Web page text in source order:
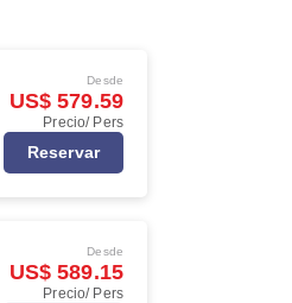
Desde
US$ 579.59
Precio/ Pers
Reservar
Desde
US$ 589.15
Precio/ Pers